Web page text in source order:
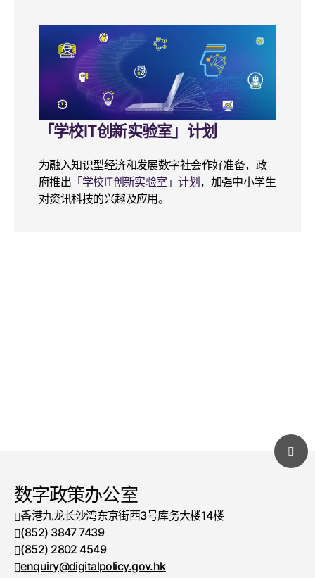
「学校IT创新实验室」计划
为融入知识型经济和发展数字社会作好准备，政
府推出 「学校IT创新实验室」计划 ，加强中小学生
对资讯科技的兴趣及应用。
数字政策办公室
香港九龙长沙湾东京街西3号库务大楼14楼
电话号码
(852) 3847 7439
传真号码
(852) 2802 4549
enquiry@digitalpolicy.gov.hk